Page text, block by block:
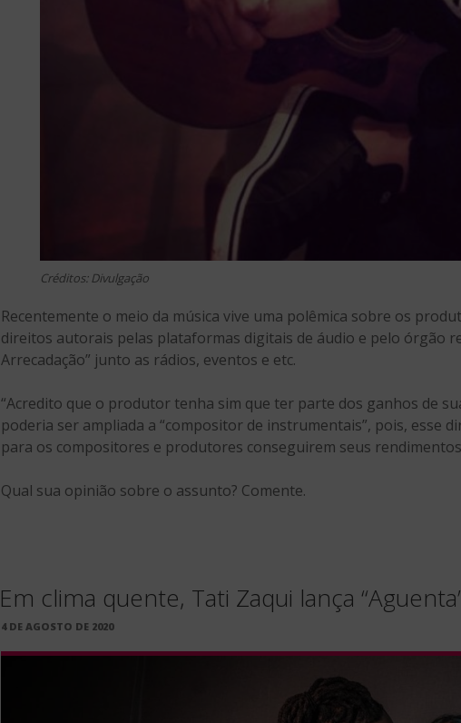
Créditos: Divulgação
Recentemente o meio da música vive uma polêmica sobre os
direitos autorais pelas plataformas digitais de áudio e pelo órgão
Arrecadação” junto as rádios, eventos e etc.
“Acredito que o produtor tenha sim que ter parte dos ganhos de
poderia ser ampliada a “compositor de instrumentais”, pois, esse
para os compositores e produtores conseguirem seus
Qual sua opinião sobre o assunto? Comente.
Em clima quente, Tati Zaqui lança
PUBLICADO
4 DE AGOSTO DE 2020